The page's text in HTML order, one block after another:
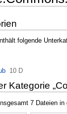
folgende
10 D
Kategorie
7 Dateien